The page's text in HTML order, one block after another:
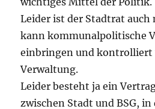
Leider ist der Stadtrat
kann kommunalpolitische
einbringen und kontrolliert
Verwaltung.
Leider besteht ja ein
zwischen Stadt und BSG, in